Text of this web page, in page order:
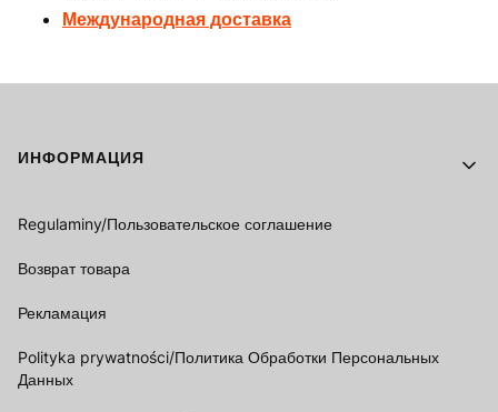
Международная доставка
Footer menu
ИНФОРМАЦИЯ
Regulaminy/Пользовательское соглашение
Возврат товара
Рекламация
Polityka prywatności/Политика Обработки Персональных
Данных